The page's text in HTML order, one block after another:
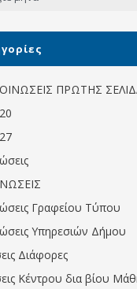
ΠΡΩΤΗΣ
Γραφείου Τύπου
Υπηρεσιών Δήμου
Διάφορες
Κέντρου δια βίου